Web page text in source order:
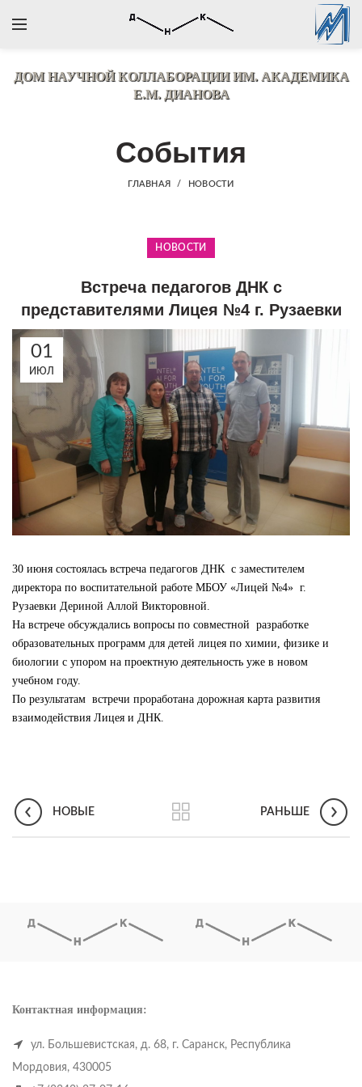
ДОМ НАУЧНОЙ КОЛЛАБОРАЦИИИМ. АКАДЕМИКА
Е.М. ДИАНОВА
События
ГЛАВНАЯ НОВОСТИ
НОВОСТИ
Встреча педагогов ДНК с
представителями Лицея №4 г. Рузаевки
01
ИЮЛ
30 июня состоялась встреча педагогов ДНК с заместителем
директора по воспитательной работе МБОУ «Лицей №4» г.
Рузаевки Дериной Аллой Викторовной.
На встрече обсуждались вопросы по совместной разработке
образовательных программ для детей лицея по химии, физике и
биологии с упором на проектную деятельность уже в новом
учебном году.
По результатам встречи проработана дорожная карта развития
взаимодействия Лицея и ДНК.
НОВЫЕ РАНЬШЕ
Контактная информация:
ул. Большевистская, д. 68, г. Саранск, Республика
Мордовия, 430005